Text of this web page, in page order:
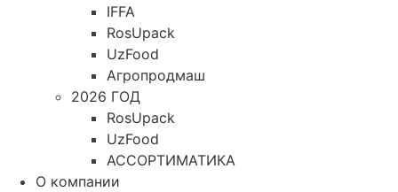
IFFA
RosUpack
UzFood
Агропродмаш
2026 ГОД
RosUpack
UzFood
АССОРТИМАТИКА
О компании